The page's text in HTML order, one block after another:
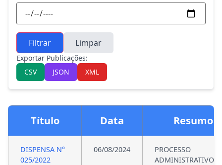
Filtrar Limpar
Exportar Publicações:
CSV
JSON XML
Título Data Resumo
DISPENSA N°
025/2022
06/08/2024
PROCESSO
ADMINISTRATIVO